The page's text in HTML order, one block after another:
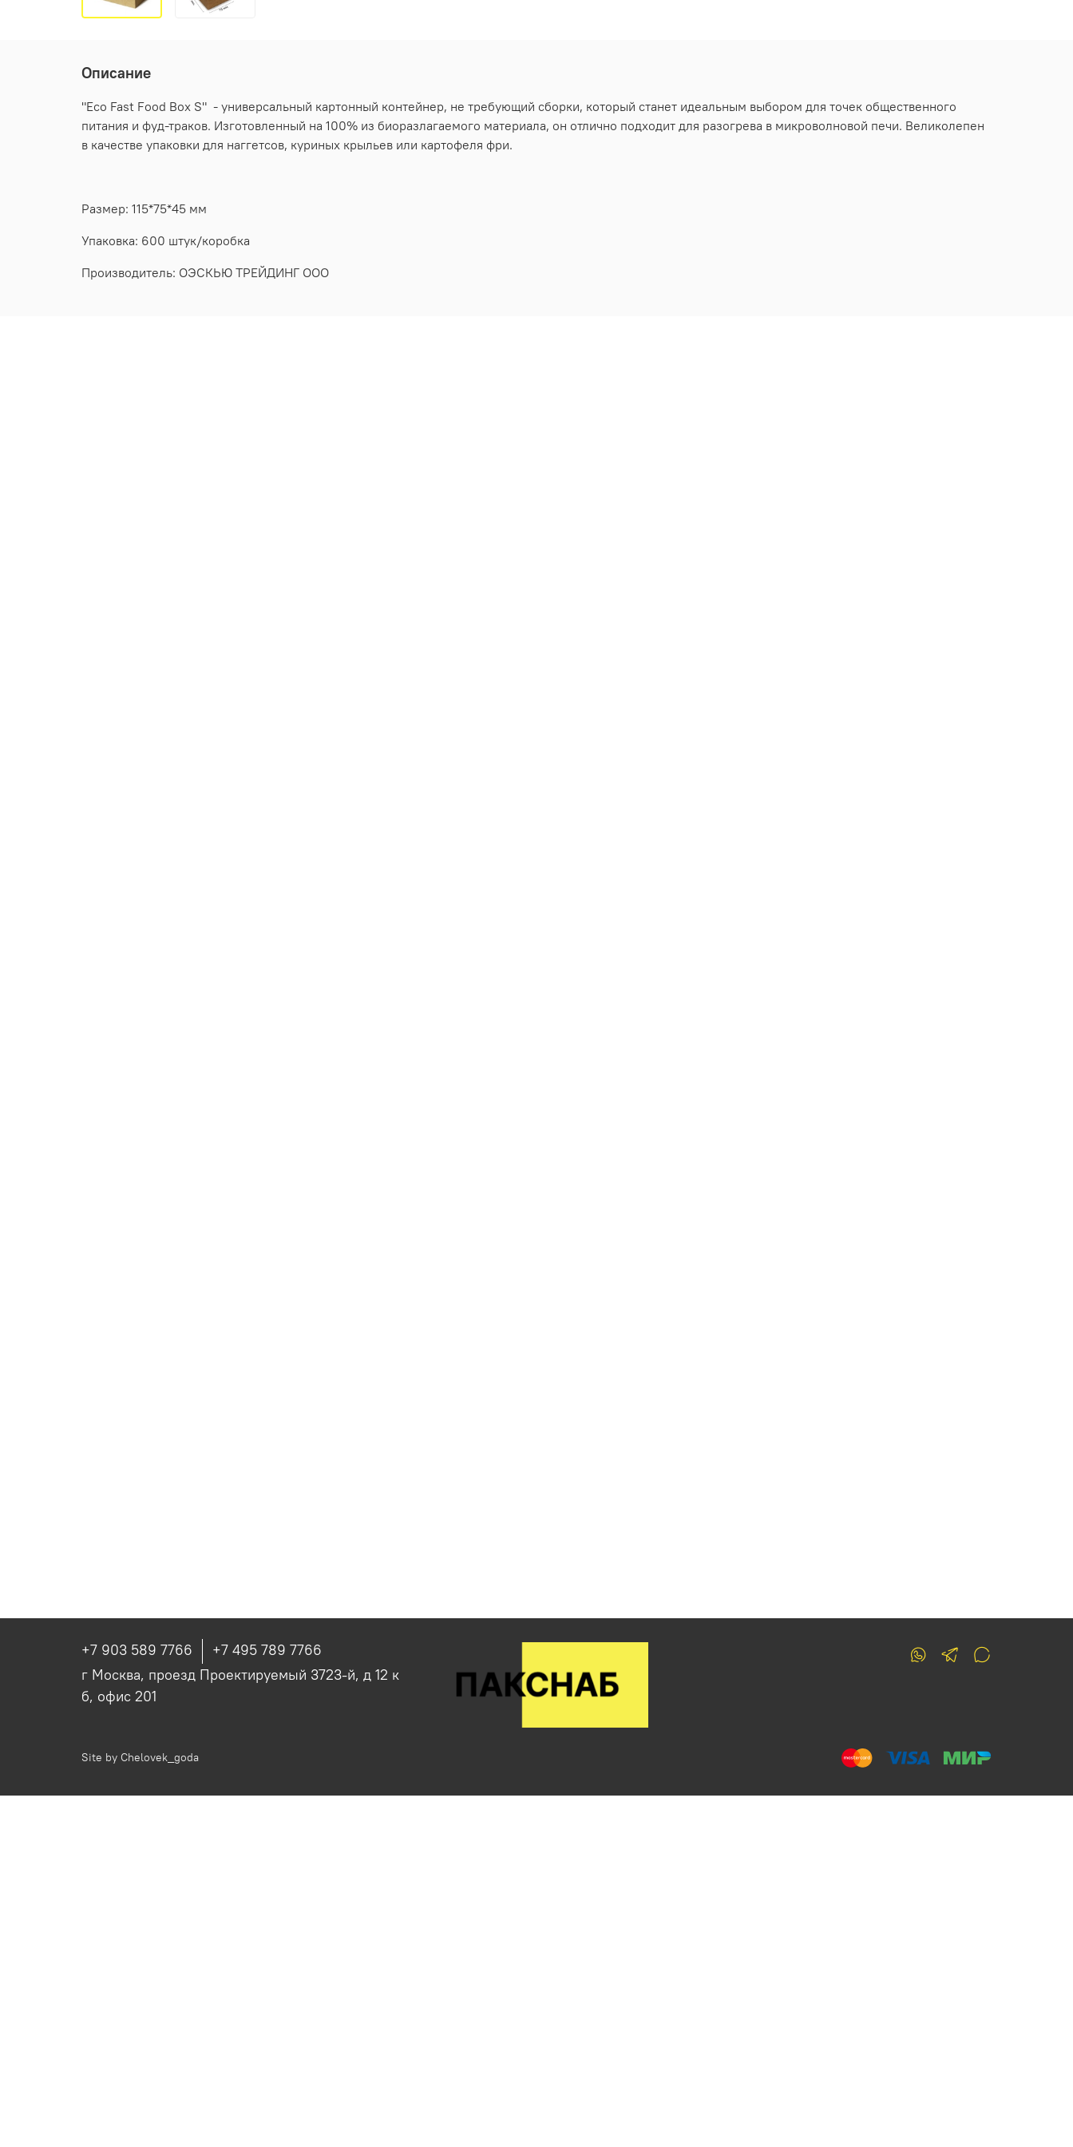
Описание
"Eco Fast Food Box S" - универсальный картонный контейнер, не требующий сборки, который станет идеальным выбором для точек общественного
питания и фуд-траков. Изготовленный на 100% из биоразлагаемого материала, он отлично подходит для разогрева в микроволновой печи. Великолепен
в качестве упаковки для наггетсов, куриных крыльев или картофеля фри.
Размер: 115*75*45 мм
Упаковка: 600 штук/коробка
Производитель: ОЭСКЬЮ ТРЕЙДИНГ ООО
+7 903 589 7766
+7 495 789 7766
г Москва, проезд Проектируемый 3723-й, д 12 к
б, офис 201
Site by Chelovek_goda